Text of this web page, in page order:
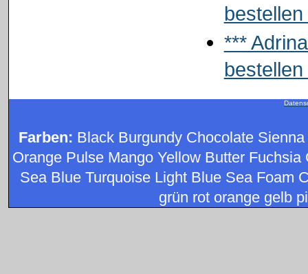
bestellen
***
bestellen
Farben: Black Burgundy Chocolate
Orange Pulse Mango Yellow Butter
Sea Blue Turquoise Light Blue Sea Foam
grün rot orange gelb